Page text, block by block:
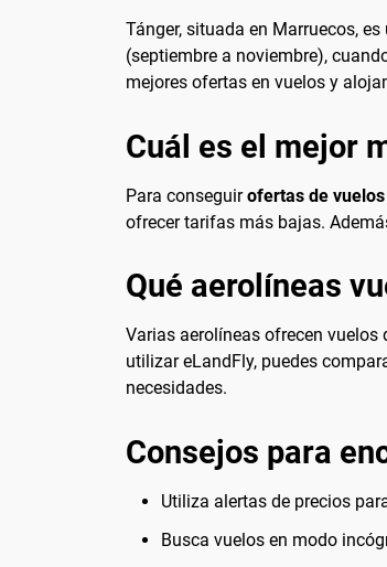
Tánger, situada en Marruecos,
(septiembre a noviembre),
mejores ofertas en vuelos y
Cuál es el mejor
Para conseguirofertas de
ofrecer tarifas más bajas.
Qué aerolíneas
Varias aerolíneas ofrecen vuelos
utilizar eLandFly, puedes
necesidades.
Consejos para
Utiliza alertas de precios
Busca vuelos en modo